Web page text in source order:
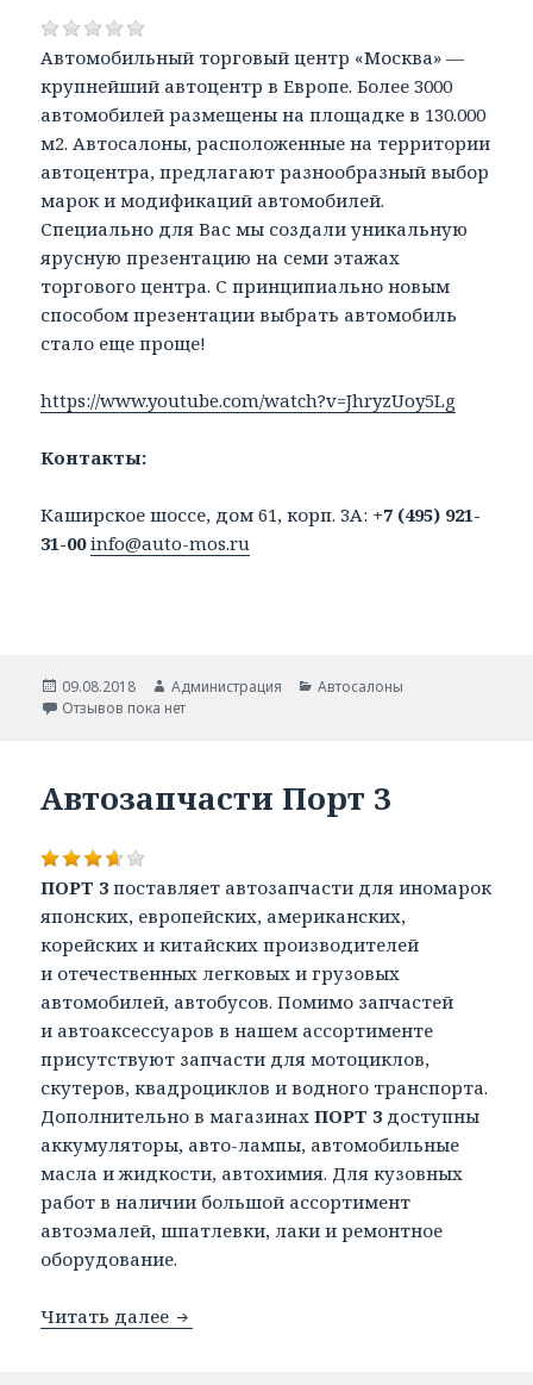
Автомобильный торговый центр «Москва» —
крупнейший автоцентр в Европе. Более 3000
автомобилей размещены на площадке в 130.000
м2. Автосалоны, расположенные на территории
автоцентра, предлагают разнообразный выбор
марок и модификаций автомобилей.
Специально для Вас мы создали уникальную
ярусную презентацию на семи этажах
торгового центра. С принципиально новым
способом презентации выбрать автомобиль
стало еще проще!
https://www.youtube.com/watch?v=JhryzUoy5Lg
Контакты:
Каширское шоссе, дом 61, корп. 3А: +7 (495) 921-
31-00 info@auto-mos.ru
Опубликовано
09.08.2018 Автор
Администрация Рубрики
Автосалоны
Отзывов пока нет
Автозапчасти Порт 3
ПОРТ 3 поставляет автозапчасти для иномарок
японских, европейских, американских,
корейских и китайских производителей
и отечественных легковых и грузовых
автомобилей, автобусов. Помимо запчастей
и автоаксессуаров в нашем ассортименте
присутствуют запчасти для мотоциклов,
скутеров, квадроциклов и водного транспорта.
Дополнительно в магазинахПОРТ 3 доступны
аккумуляторы, авто-лампы, автомобильные
масла и жидкости, автохимия. Для кузовных
работ в наличии большой ассортимент
автоэмалей, шпатлевки, лаки и ремонтное
оборудование.
Читать далее Автозапчасти Порт 3